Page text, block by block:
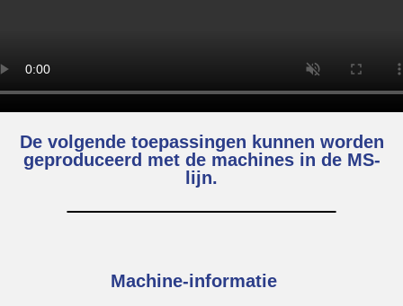
De volgende toepassingen kunnen worden
geproduceerd met de machines in de MS-
lijn.
Machine-informatie